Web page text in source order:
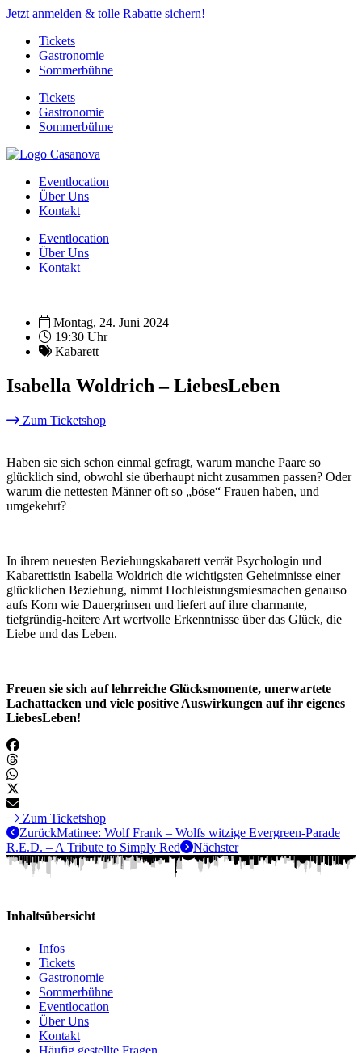
Jetzt anmelden & tolle Rabatte sichern!
Tickets
Gastronomie
Sommerbühne
Tickets
Gastronomie
Sommerbühne
Eventlocation
Über Uns
Kontakt
Eventlocation
Über Uns
Kontakt
Montag, 24. Juni 2024
19:30 Uhr
Kabarett
Isabella Woldrich – LiebesLeben
Zum Ticketshop
Haben sie sich schon einmal gefragt, warum manche Paare so
glücklich sind, obwohl sie überhaupt nicht zusammen passen? Oder
warum die nettesten Männer oft so „böse“ Frauen haben, und
umgekehrt?
In ihrem neuesten Beziehungskabarett verrät Psychologin und
Kabarettistin Isabella Woldrich die wichtigsten Geheimnisse einer
glücklichen Beziehung, nimmt Hochleistungsmiesmachen genauso
aufs Korn wie Dauergrinsen und liefert auf ihre charmante,
tiefgründig-heitere Art wertvolle Erkenntnisse über das Glück, die
Liebe und das Leben.
Freuen sie sich auf lehrreiche Glücksmomente, unerwartete
Lachattacken und viele positive Auswirkungen auf ihr eigenes
LiebesLeben!
Zum Ticketshop
ZurückMatinee: Wolf Frank – Wolfs witzige Evergreen-Parade
R.E.D. – A Tribute to Simply Red
Nächster
Inhaltsübersicht
Infos
Tickets
Gastronomie
Sommerbühne
Eventlocation
Über Uns
Kontakt
Häufig gestellte Fragen